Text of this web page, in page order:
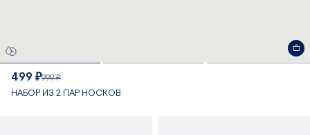
499 ₽999 ₽
НАБОР ИЗ 2 ПАР НОСКОВ